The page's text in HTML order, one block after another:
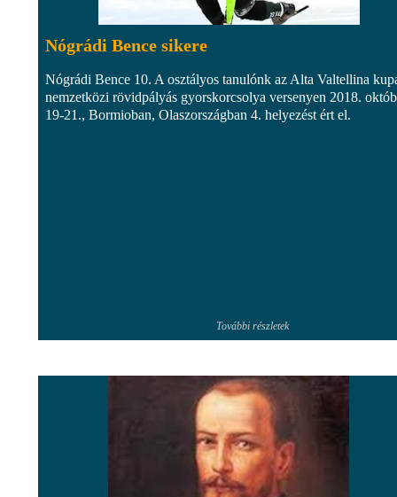
Nógrádi Bence sikere
Nógrádi Bence 10. A osztályos tanulónk az Alta Valtellina
nemzetközi rövidpályás gyorskorcsolya versenyen 2018.
19-21., Bormioban, Olaszországban 4. helyezést ért el.
További részletek